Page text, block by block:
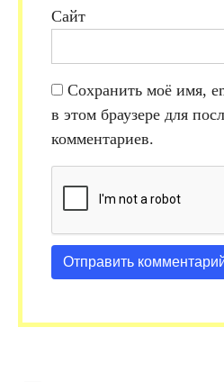
Сайт
Сохранить моё имя,
в этом браузере для
комментариев.